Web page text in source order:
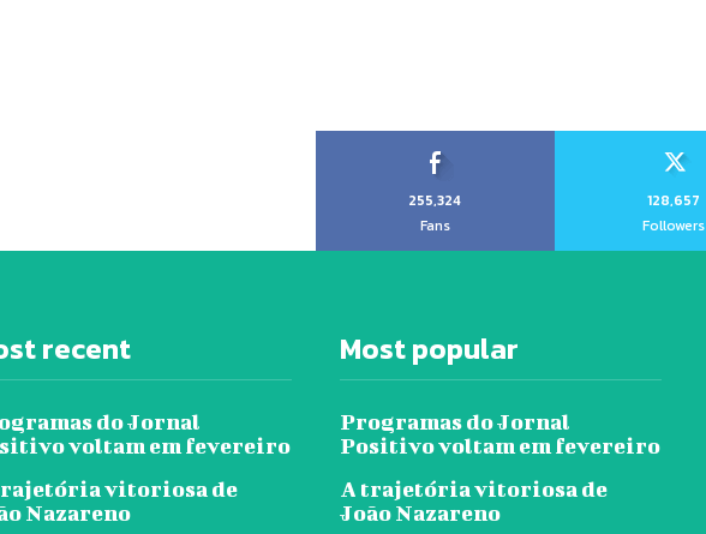
255,324
Fans
128,657
Followers
recent
do Jornal
voltam em fevereiro
vitoriosa de
Nazareno
Most popular
Programas do Jornal
Positivo voltam em fevereiro
A trajetória vitoriosa de
João Nazareno